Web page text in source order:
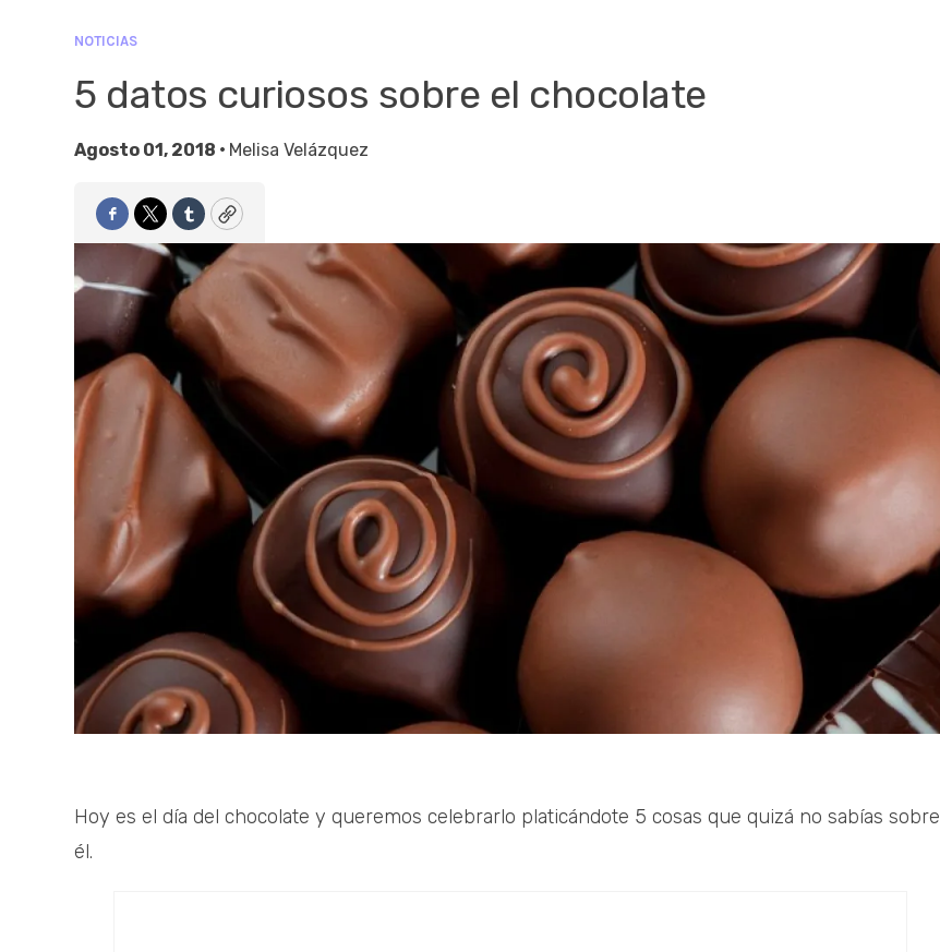
NOTICIAS
5 datos curiosos sobre el chocolate
Agosto 01, 2018 • Melisa Velázquez
Facebook
TwitterTumblrCopy
Hoy es el día del chocolate y queremos celebrarlo platicándote 5 cosas que quizá no sabías sobre
él.